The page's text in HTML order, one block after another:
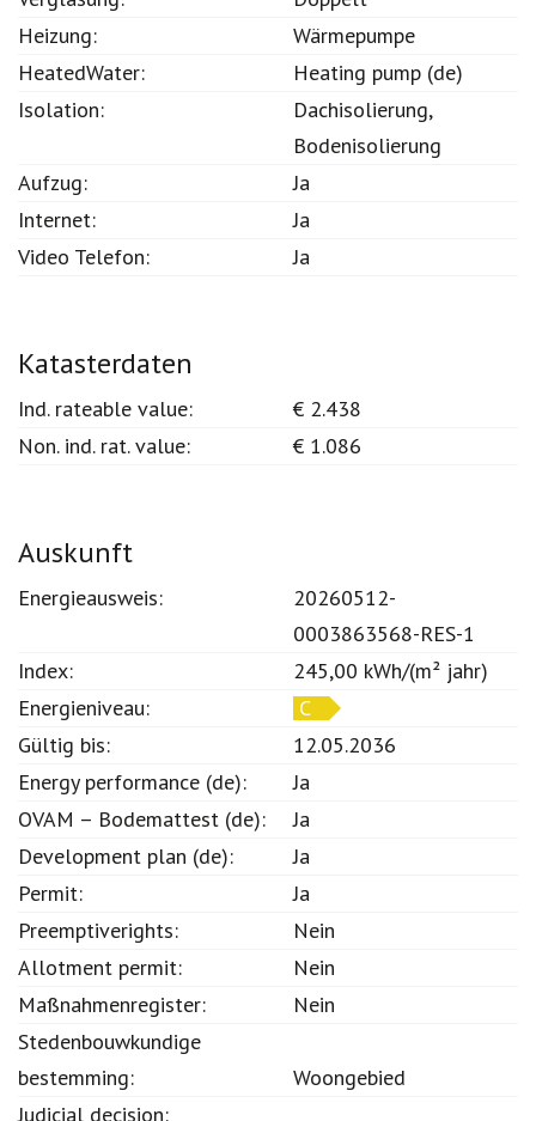
Verglasung:
Doppelt
Heizung:
Wärmepumpe
HeatedWater:
Heating pump (de)
Dachisolierung,
Bodenisolierung
Aufzug:
Ja
Internet:
Ja
Ind. rateable value:
€ 2.438
20260512-
0003863568-RES-1
Index:
245,00 kWh/(m² jahr)
Energieniveau:
C
Gültig bis:
12.05.2036
Energy performance (de):
Ja
OVAM – Bodemattest (de):
Ja
Development plan (de):
Ja
Permit:
Ja
Preemptiverights:
Nein
Allotment permit:
Nein
Maßnahmenregister:
Stedenbouwkundige
bestemming: